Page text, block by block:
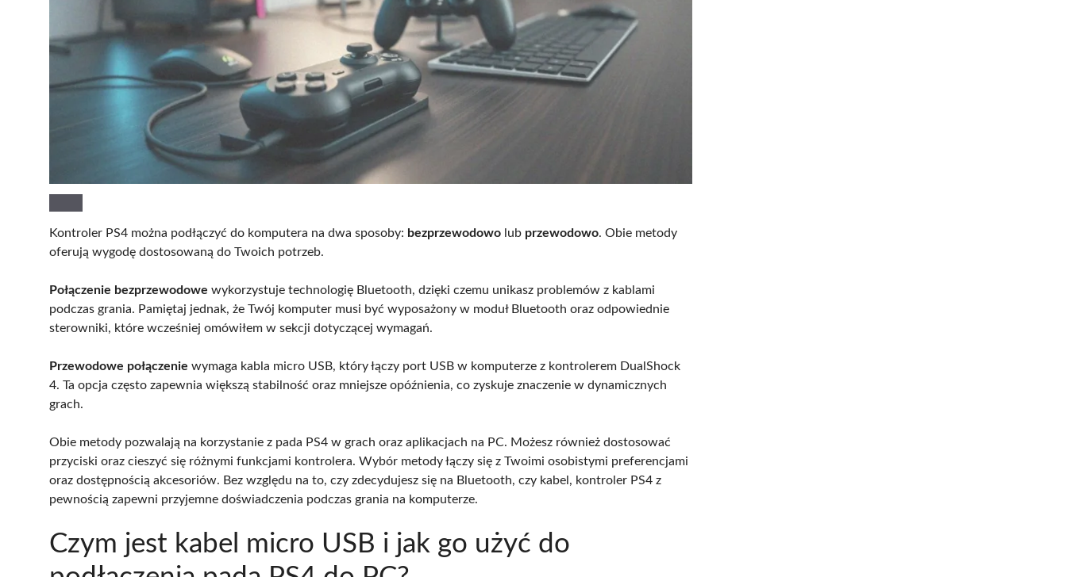
Kontroler PS4 można podłączyć do komputera na dwa sposoby: bezprzewodowo lub przewodowo. Obie metody
oferują wygodę dostosowaną do Twoich potrzeb.
Połączenie bezprzewodowe wykorzystuje technologię Bluetooth, dzięki czemu unikasz problemów z kablami
podczas grania. Pamiętaj jednak, że Twój komputer musi być wyposażony w moduł Bluetooth oraz odpowiednie
sterowniki, które wcześniej omówiłem w sekcji dotyczącej wymagań.
Przewodowe połączenie wymaga kabla micro USB, który łączy port USB w komputerze z kontrolerem DualShock
4. Ta opcja często zapewnia większą stabilność oraz mniejsze opóźnienia, co zyskuje znaczenie w dynamicznych
grach.
Obie metody pozwalają na korzystanie z pada PS4 w grach oraz aplikacjach na PC. Możesz również dostosować
przyciski oraz cieszyć się różnymi funkcjami kontrolera. Wybór metody łączy się z Twoimi osobistymi preferencjami
oraz dostępnością akcesoriów. Bez względu na to, czy zdecydujesz się na Bluetooth, czy kabel, kontroler PS4 z
pewnością zapewni przyjemne doświadczenia podczas grania na komputerze.
Czym jest kabel micro USB i jak go użyć do